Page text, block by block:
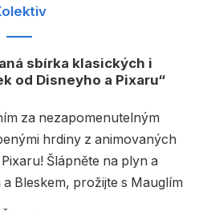
pro dospělé
sbírka klasických i
od Disneyho a Pixaru
za nezapomenutelným
hrdiny z animovaných
Šlápněte na plyn a
Bleskem, prožijte s Mauglím